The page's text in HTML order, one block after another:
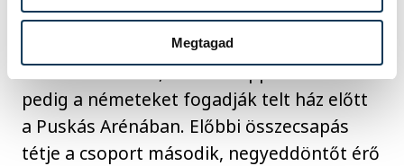
Megtagad
összecsapására készül: a magyarok előbb
szombaton a hollandok vendégei lesznek
Amszterdamban, három nappal később
pedig a németeket fogadják telt ház előtt
a Puskás Arénában. Előbbi összecsapás
tétje a csoport második, negyeddöntőt érő